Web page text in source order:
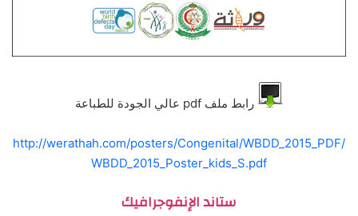
رابط ملف pdf عالي الجودة للطباعة
http://werathah.com/posters/Congenital/WBDD_2015_PDF/
WBDD_2015_Poster_kids_S.pdf
ستاند الإنفوجرافيك